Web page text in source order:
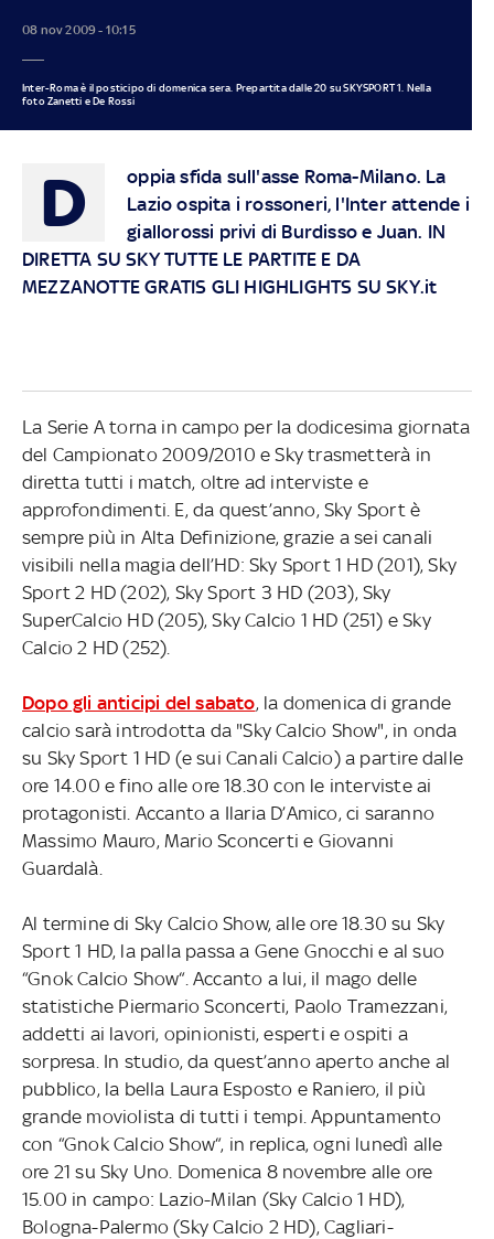
08 nov 2009 - 10:15
Inter-Roma è il posticipo di domenica sera. Prepartita dalle 20 su SKYSPORT 1. Nella
foto Zanetti e De Rossi
D
oppia sfida sull'asse Roma-Milano. La
Lazio ospita i rossoneri, l'Inter attende i
giallorossi privi di Burdisso e Juan. IN
DIRETTA SU SKY TUTTE LE PARTITE E DA
MEZZANOTTE GRATIS GLI HIGHLIGHTS SU SKY.it
La Serie A torna in campo per la dodicesima giornata
del Campionato 2009/2010 e Sky trasmetterà in
diretta tutti i match, oltre ad interviste e
approfondimenti. E, da quest’anno, Sky Sport è
sempre più in Alta Definizione, grazie a sei canali
visibili nella magia dell’HD: Sky Sport 1 HD (201), Sky
Sport 2 HD (202), Sky Sport 3 HD (203), Sky
SuperCalcio HD (205), Sky Calcio 1 HD (251) e Sky
Calcio 2 HD (252).
Dopo gli anticipi del sabato, la domenica di grande
calcio sarà introdotta da "Sky Calcio Show", in onda
su Sky Sport 1 HD (e sui Canali Calcio) a partire dalle
ore 14.00 e fino alle ore 18.30 con le interviste ai
protagonisti. Accanto a Ilaria D’Amico, ci saranno
Massimo Mauro, Mario Sconcerti e Giovanni
Guardalà.
Al termine di Sky Calcio Show, alle ore 18.30 su Sky
Sport 1 HD, la palla passa a Gene Gnocchi e al suo
“Gnok Calcio Show“. Accanto a lui, il mago delle
statistiche Piermario Sconcerti, Paolo Tramezzani,
addetti ai lavori, opinionisti, esperti e ospiti a
sorpresa. In studio, da quest’anno aperto anche al
pubblico, la bella Laura Esposto e Raniero, il più
grande moviolista di tutti i tempi. Appuntamento
con “Gnok Calcio Show“, in replica, ogni lunedì alle
ore 21 su Sky Uno. Domenica 8 novembre alle ore
15.00 in campo: Lazio-Milan (Sky Calcio 1 HD),
Bologna-Palermo (Sky Calcio 2 HD), Cagliari-